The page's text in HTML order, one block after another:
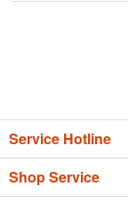
Service Hotline
Shop Service